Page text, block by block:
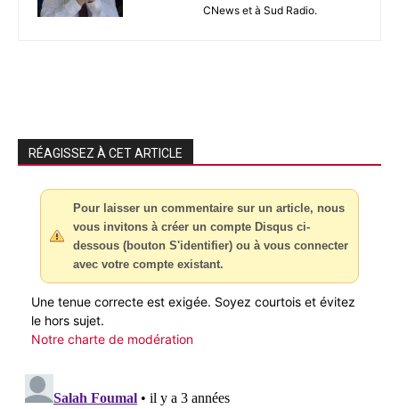
CNews et à Sud Radio.
RÉAGISSEZ À CET ARTICLE
Pour laisser un commentaire sur un article, nous
vous invitons à créer un compte Disqus ci-
dessous (bouton S'identifier) ou à vous connecter
avec votre compte existant.
Une tenue correcte est exigée. Soyez courtois et évitez
le hors sujet.
Notre charte de modération